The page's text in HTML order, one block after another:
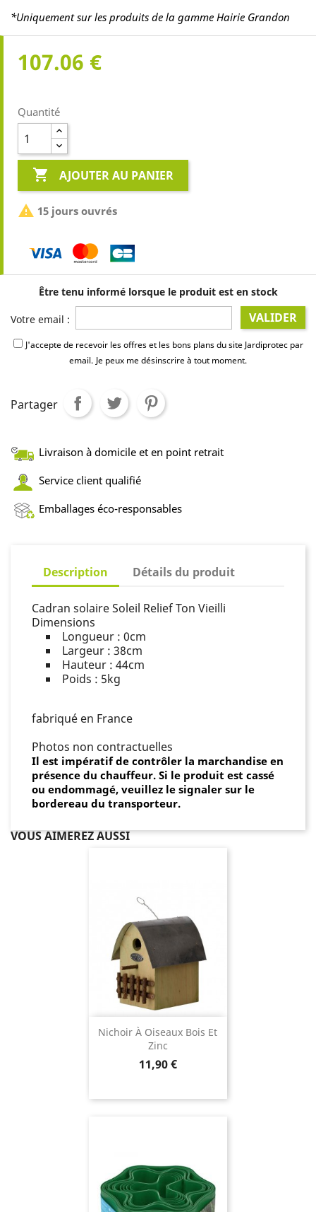
*Uniquement sur les produits de la gamme Hairie Grandon
107.06 €
Quantité
 AJOUTER AU PANIER
 15 jours ouvrés
Être tenu informé lorsque le produit est en stock
Votre email : VALIDER
J'accepte de recevoir les offres et les bons plans du site Jardiprotec par
email. Je peux me désinscrire à tout moment.
Partager
Livraison à domicile et en point retrait
Service client qualifié
Emballages éco-responsables
Description Détails du produit
Cadran solaire Soleil Relief Ton Vieilli
Dimensions
Longueur : 0cm
Largeur : 38cm
Hauteur : 44cm
Poids : 5kg
fabriqué en France
Photos non contractuelles
Il est impératif de contrôler la marchandise en
présence du chauffeur. Si le produit est cassé
ou endommagé, veuillez le signaler sur le
bordereau du transporteur.
VOUS AIMEREZ AUSSI
Nichoir À Oiseaux Bois Et
Zinc
Prix
11,90 €